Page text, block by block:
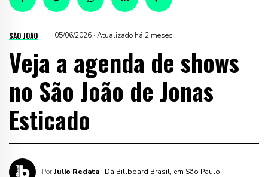
SÃO JOÃO 05/06/2026 · Atualizado há 2 meses
Veja a agenda de shows
no São João de Jonas
Esticado
PorJulio Redata · Da Billboard Brasil, em São Paulo